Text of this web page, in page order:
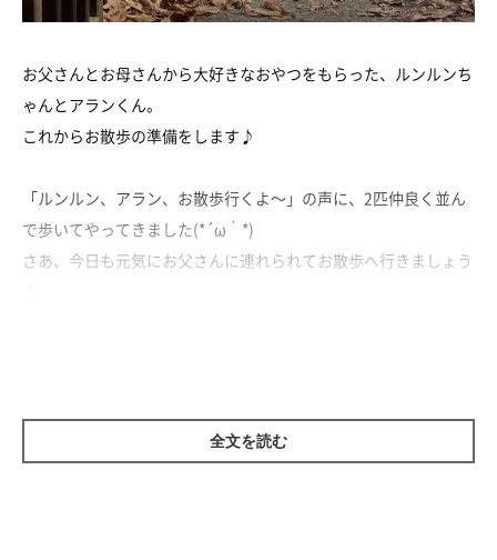
お父さんとお母さんから大好きなおやつをもらった、ルンルンち
ゃんとアランくん。
これからお散歩の準備をします♪
「ルンルン、アラン、お散歩行くよ～」の声に、2匹仲良く並ん
で歩いてやってきました(*´ω｀*)
さあ、今日も元気にお父さんに連れられてお散歩へ行きましょう
全文を読む